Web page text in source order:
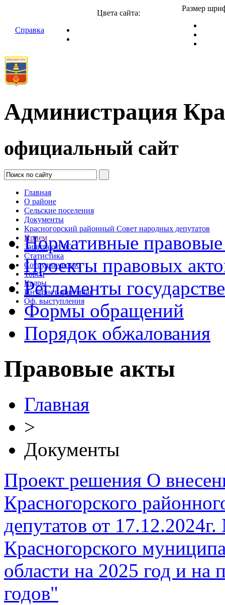
Справка
Цвета сайта:
Размер
Администрация
официальный сайт
Главная
О районе
Сельские поселения
Документы
Красногорский районный Совет народных депутатов
Прием
Защита от ЧС
Статистика
Сотрудничество
Торги
Кадры
Интернет-приемная
Оф. выступления
Нормативные
Проекты правовых
Регламенты
Формы обращений
Порядок обжалования
Правовые акты
Главная
>
Документы
Проект решения О
Красногорского
депутатов от
Красногорского
области на 2025 год и
годов"